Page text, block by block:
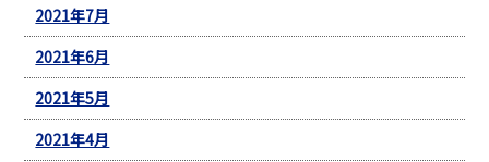
2021年7月
2021年6月
2021年5月
2021年4月